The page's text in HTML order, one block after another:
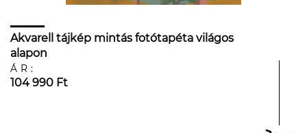
Akvarell tájkép mintás fotótapéta világos
alapon
ÁR:
104 990 Ft